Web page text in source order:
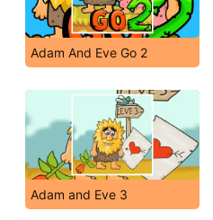
Adam And Eve Go 2
Adam and Eve 3